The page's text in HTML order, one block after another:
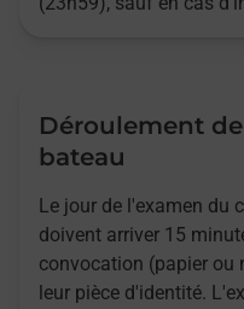
Déroulement
bateau
Le jour de l'examen du
doivent arriver 15
convocation (papier ou
leur pièce d'identité.